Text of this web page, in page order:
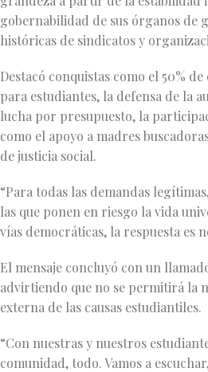
gobernabilidad de sus órganos de
históricas de sindicatos y
Destacó conquistas como el 50%
para estudiantes, la defensa de la
lucha por presupuesto, la
como el apoyo a madres
de justicia social.
“Para todas las demandas
las que ponen en riesgo la vida
vías democráticas, la respuesta es
El mensaje concluyó con un
advirtiendo que no se permitirá la
externa de las causas estudiantiles.
“Con nuestras y nuestros
comunidad, todo. Vamos a